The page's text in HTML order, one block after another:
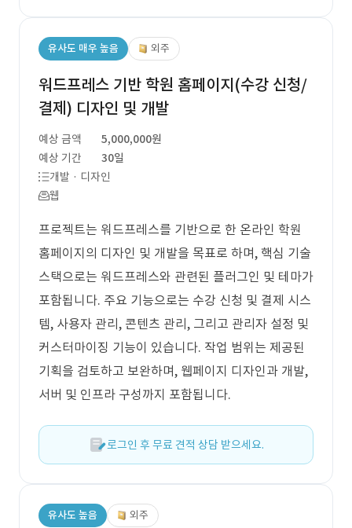
유사도 매우 높음 외주
워드프레스 기반 학원 홈페이지(수강 신청/
결제) 디자인 및 개발
예상 금액
5,000,000원
예상 기간
30일
개발 · 디자인
웹
프로젝트는 워드프레스를 기반으로 한 온라인 학원
홈페이지의 디자인 및 개발을 목표로 하며, 핵심 기술
스택으로는 워드프레스와 관련된 플러그인 및 테마가
포함됩니다. 주요 기능으로는 수강 신청 및 결제 시스
템, 사용자 관리, 콘텐츠 관리, 그리고 관리자 설정 및
커스터마이징 기능이 있습니다. 작업 범위는 제공된
기획을 검토하고 보완하며, 웹페이지 디자인과 개발,
서버 및 인프라 구성까지 포함됩니다.
로그인 후 무료 견적 상담 받으세요.
유사도 높음 외주